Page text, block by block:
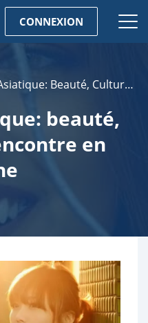
CONNEXION
Femme Asiatique: Beauté, Culture et Rencontre
beauté,
en